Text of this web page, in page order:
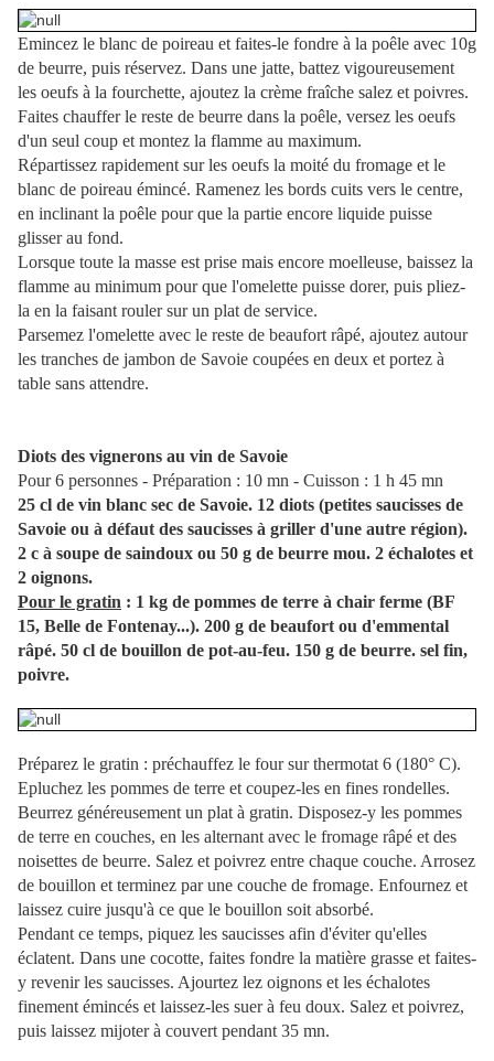
Emincez le blanc de poireau et faites-le fondre à la poêle avec 10g
de beurre, puis réservez. Dans une jatte, battez vigoureusement
les oeufs à la fourchette, ajoutez la crème fraîche salez et poivres.
Faites chauffer le reste de beurre dans la poêle, versez les oeufs
d'un seul coup et montez la flamme au maximum.
Répartissez rapidement sur les oeufs la moité du fromage et le
blanc de poireau émincé. Ramenez les bords cuits vers le centre,
en inclinant la poêle pour que la partie encore liquide puisse
glisser au fond.
Lorsque toute la masse est prise mais encore moelleuse, baissez la
flamme au minimum pour que l'omelette puisse dorer, puis pliez-
la en la faisant rouler sur un plat de service.
Parsemez l'omelette avec le reste de beaufort râpé, ajoutez autour
les tranches de jambon de Savoie coupées en deux et portez à
table sans attendre.
Diots des vignerons au vin de Savoie
Pour 6 personnes - Préparation : 10 mn - Cuisson : 1 h 45 mn
25 cl de vin blanc sec de Savoie. 12 diots (petites saucisses de
Savoie ou à défaut des saucisses à griller d'une autre région).
2 c à soupe de saindoux ou 50 g de beurre mou. 2 échalotes et
2 oignons.
Pour le gratin : 1 kg de pommes de terre à chair ferme (BF
15, Belle de Fontenay...). 200 g de beaufort ou d'emmental
râpé. 50 cl de bouillon de pot-au-feu. 150 g de beurre. sel fin,
poivre.
Préparez le gratin : préchauffez le four sur thermotat 6 (180° C).
Epluchez les pommes de terre et coupez-les en fines rondelles.
Beurrez généreusement un plat à gratin. Disposez-y les pommes
de terre en couches, en les alternant avec le fromage râpé et des
noisettes de beurre. Salez et poivrez entre chaque couche. Arrosez
de bouillon et terminez par une couche de fromage. Enfournez et
laissez cuire jusqu'à ce que le bouillon soit absorbé.
Pendant ce temps, piquez les saucisses afin d'éviter qu'elles
éclatent. Dans une cocotte, faites fondre la matière grasse et faites-
y revenir les saucisses. Ajourtez lez oignons et les échalotes
finement émincés et laissez-les suer à feu doux. Salez et poivrez,
puis laissez mijoter à couvert pendant 35 mn.